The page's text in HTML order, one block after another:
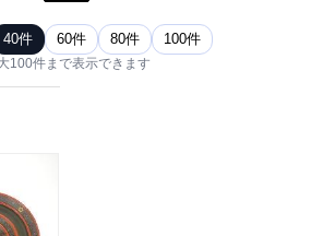
40件 60件 80件 100件
100件まで表示できます